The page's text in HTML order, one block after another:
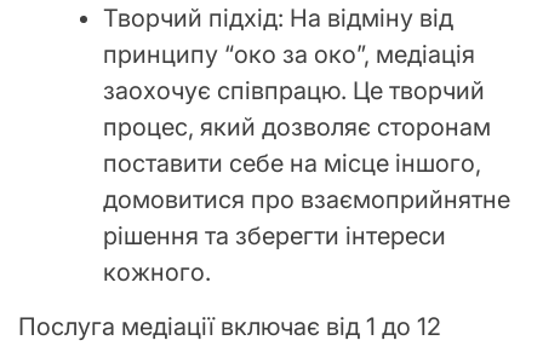
Творчий підхід: На відміну від
принципу “око за око”, медіація
заохочує співпрацю. Це творчий
процес, який дозволяє сторонам
поставити себе на місце іншого,
домовитися про взаємоприйнятне
рішення та зберегти інтереси
кожного.
Послуга медіації включає від 1 до 12